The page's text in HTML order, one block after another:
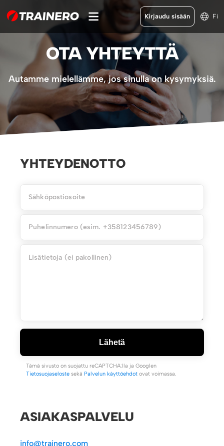
Kirjaudu sisään Fi
OTA YHTEYTTÄ
Autamme mielellämme, jos sinulla on kysymyksiä.
YHTEYDENOTTO
Lähetä
Tämä sivusto on suojattu reCAPTCHA:lla ja Googlen
Tietosuojaseloste sekä Palvelun käyttöehdot ovat voimassa.
ASIAKASPALVELU
info@trainero.com